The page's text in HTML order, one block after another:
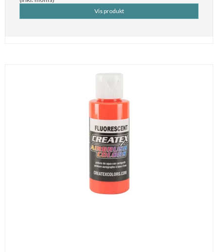
Vis produkt